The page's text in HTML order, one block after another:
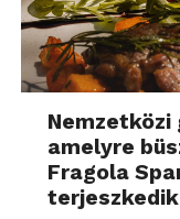
amelyre
Fragola
terjeszkedik